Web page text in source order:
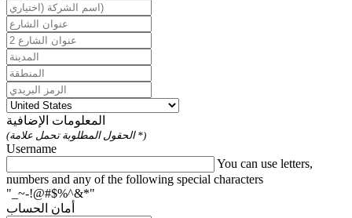
المعلومات الإضافية
(الحقول المطلوبة تحمل علامة *)
Username
You can use letters,
numbers and any of the following special characters
"_~-!@#$%^&*"
أمان الحساب